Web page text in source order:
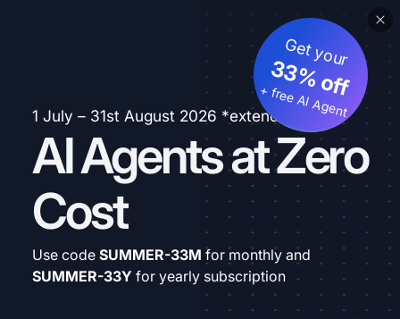
1 July – 31st August 2026 *extended
AI Agents at Zero
Cost
Get your
33% off
+ free AI Agent
Use code SUMMER-33M for monthly and
SUMMER-33Y for yearly subscription